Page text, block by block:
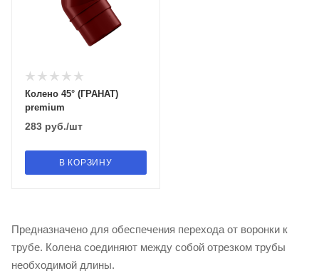
Колено 45° (ГРАНАТ)
premium
283 руб./шт
В КОРЗИНУ
Предназначено для обеспечения перехода от воронки к
трубе. Колена соединяют между собой отрезком трубы
необходимой длины.